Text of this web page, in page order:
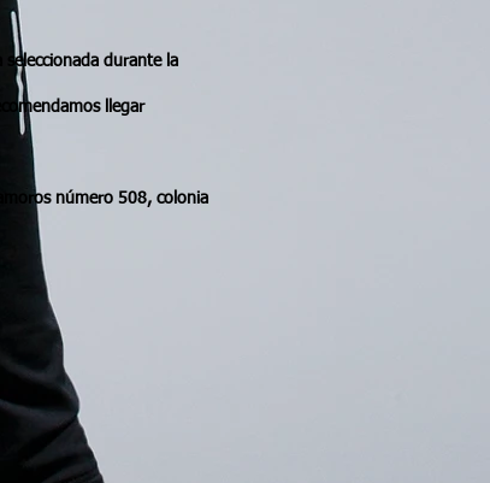
seleccionada durante la
llegar
número 508, colonia